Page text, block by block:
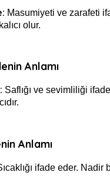
Masumiyeti ve zarafeti
olur.
Anlamı
Saflığı ve sevimliliği
Anlamı
ifade eder. Nadir